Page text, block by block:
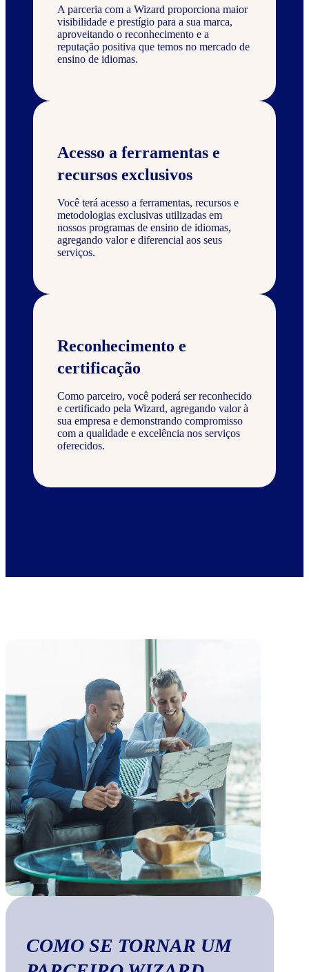
A parceria com a Wizard proporciona maior
visibilidade e prestígio para a sua marca,
aproveitando o reconhecimento e a
reputação positiva que temos no mercado de
ensino de idiomas.
Acesso a ferramentas e
recursos exclusivos
Você terá acesso a ferramentas, recursos e
metodologias exclusivas utilizadas em
nossos programas de ensino de idiomas,
agregando valor e diferencial aos seus
serviços.
Reconhecimento e
certificação
Como parceiro, você poderá ser reconhecido
e certificado pela Wizard, agregando valor à
sua empresa e demonstrando compromisso
com a qualidade e excelência nos serviços
oferecidos.
COMO SE TORNAR UM